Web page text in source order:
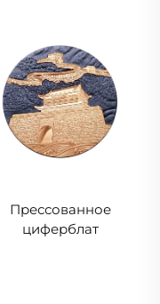
Прессованное
циферблат